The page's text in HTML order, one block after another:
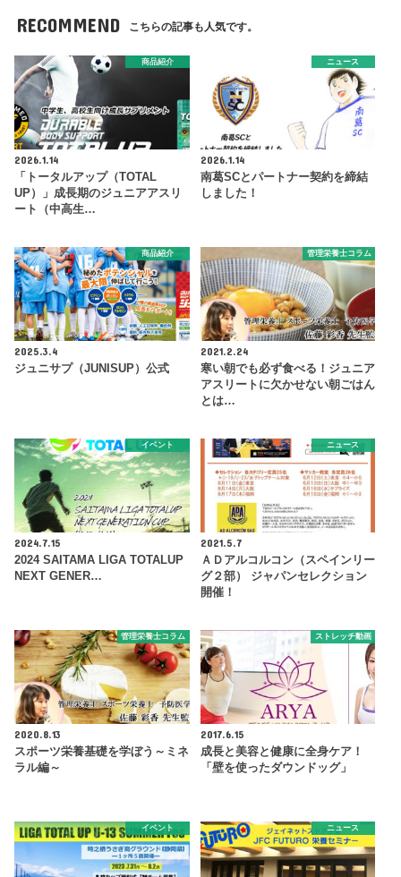
RECOMMEND こちらの記事も人気です。
商品紹介
2026.1.14
「トータルアップ（TOTAL
UP）」成長期のジュニアアスリ
ート（中高生…
ニュース
2026.1.14
南葛SCとパートナー契約を締結
しました！
商品紹介
2025.3.4
ジュニサプ（JUNISUP）公式
管理栄養士コラム
2021.2.24
寒い朝でも必ず食べる！ジュニア
アスリートに欠かせない朝ごはん
とは…
イベント
2024.7.15
2024 SAITAMA LIGA TOTALUP
NEXT GENER…
ニュース
2021.5.7
ＡＤアルコルコン（スペインリー
グ２部） ジャパンセレクション
開催！
管理栄養士コラム
2020.8.13
スポーツ栄養基礎を学ぼう～ミネ
ラル編～
ストレッチ動画
2017.6.15
成長と美容と健康に全身ケア！
「壁を使ったダウンドッグ」
イベント ニュース